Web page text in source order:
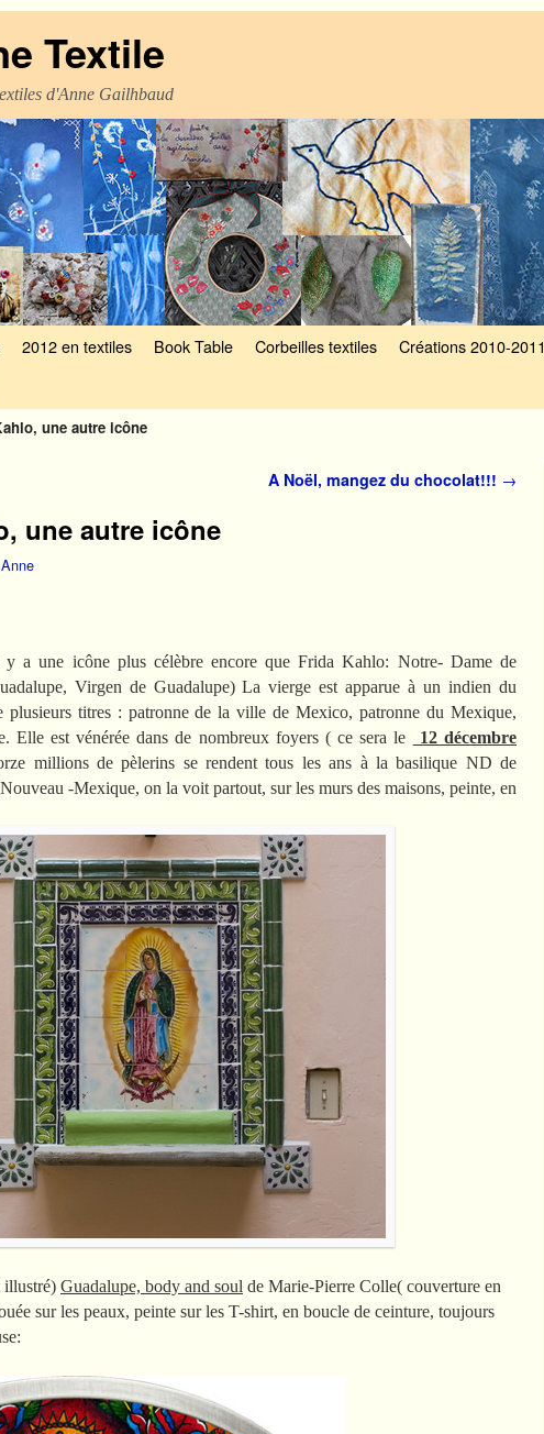
Textile
d'Anne Gailhbaud
2012 en textiles Book Table Corbeilles textiles Créations 2010-2011
une autre icône
A Noël, mangez du chocolat!!! →
une autre icône
Anne
une icône plus célèbre encore que Frida Kahlo: Notre- Dame de
Virgen de Guadalupe) La vierge est apparue à un indien du
titres : patronne de la ville de Mexico, patronne du Mexique,
Elle est vénérée dans de nombreux foyers ( ce sera le
12 décembre
millions de pèlerins se rendent tous les ans à la basilique ND de
-Mexique, on la voit partout, sur les murs des maisons, peinte, en
illustré) Guadalupe, body and soul de Marie-Pierre Colle( couverture en
sur les peaux, peinte sur les T-shirt, en boucle de ceinture, toujours